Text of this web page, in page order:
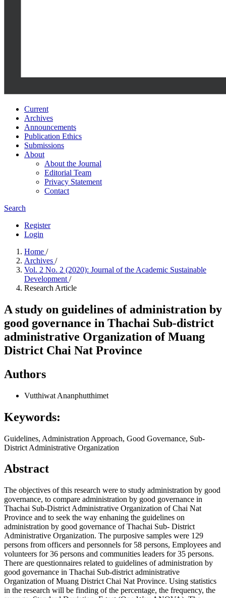
Current
Archives
Announcements
Publication Ethics
Submissions
About
About the Journal
Editorial Team
Privacy Statement
Contact
Search
Register
Login
Home /
Archives /
Vol. 2 No. 2 (2020): Journal of the Academic Sustainable
Development /
Research Article
A study on guidelines of administration by
good governance in Thachai Sub-district
administrative Organization of Muang
District Chai Nat Province
Authors
Vutthiwat Ananphutthimet
Keywords:
Guidelines, Administration Approach, Good Governance, Sub-
District Administrative Organization
Abstract
The objectives of this research were to study administration by good
governance, to compare administration by good governance in
Thachai Sub-District Administrative Organization of Chai Nat
Province and to seek the way enhaning the guidelines on
administration by good governance of Thachai Sub- District
Administrative Organization. The purposive samples were 129
persons from officers and personnels for 58 persons, Employees and
volunteers for 36 persons and communities leaders for 35 persons.
There are questionnaires related to guidelines of administration by
good governance in Thachai Sub-district administrative
Organization of Muang District Chai Nat Province. Using statistics
in the research will be finding of the percentage, the frequency, the